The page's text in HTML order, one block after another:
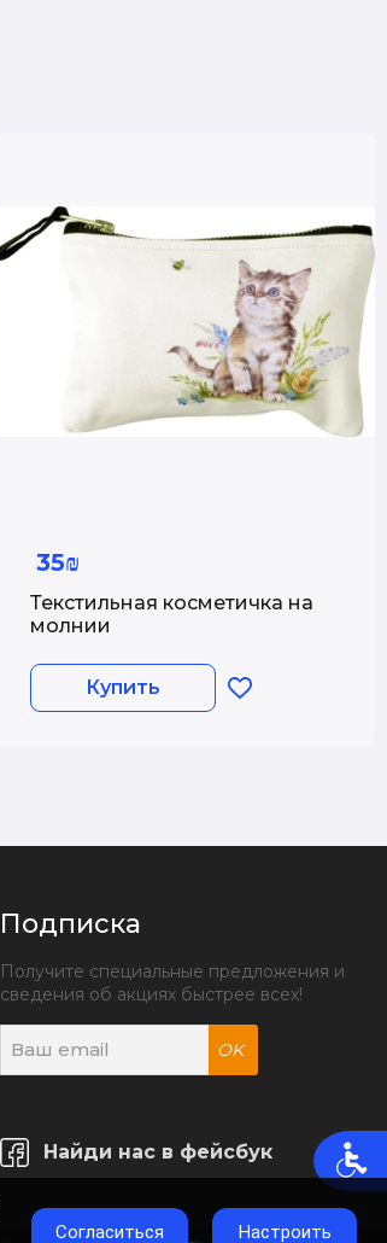
35₪
Текстильная косметичка на
молнии
Купить
Подписка
Получите специальные предложения и
сведения об акциях быстрее всех!
OK
Найди нас в фейсбук
Согласиться Настроить